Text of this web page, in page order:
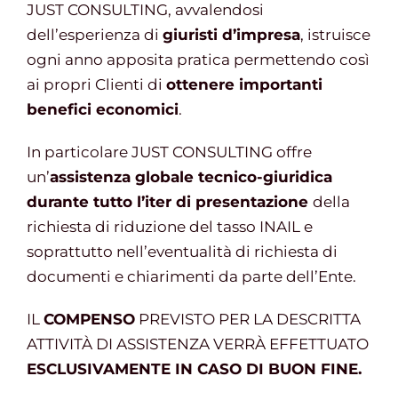
JUST CONSULTING, avvalendosi
dell’esperienza di giuristi d’impresa, istruisce
ogni anno apposita pratica permettendo così
ai propri Clienti di ottenere importanti
benefici economici.
In particolare JUST CONSULTING offre
un’assistenza globale tecnico-giuridica
durante tutto l’iter di presentazione della
richiesta di riduzione del tasso INAIL e
soprattutto nell’eventualità di richiesta di
documenti e chiarimenti da parte dell’Ente.
IL COMPENSO PREVISTO PER LA DESCRITTA
ATTIVITÀ DI ASSISTENZA VERRÀ EFFETTUATO
ESCLUSIVAMENTE IN CASO DI BUON FINE.